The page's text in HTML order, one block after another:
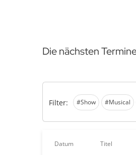
Die nächsten
Filter: #Show #Musical
Datum Titel